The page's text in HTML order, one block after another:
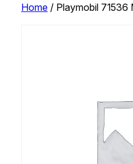
Home/ Playmobil 71536